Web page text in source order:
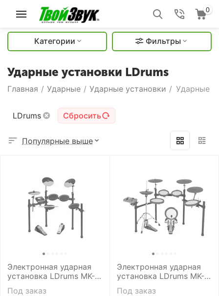
0
Категории Фильтры
Ударные установки LDrums
Главная / Ударные / Ударные установки / Ударные
LDrums Сбросить
Популярные выше
Электронная ударная
установка LDrums MK-
1L
Под заказ
Электронная ударная
установка LDrums MK-
7X-red
Под заказ